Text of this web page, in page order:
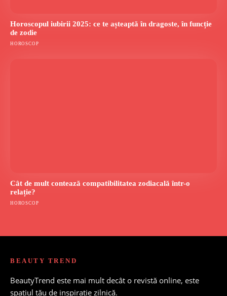
Horoscopul iubirii 2025: ce te așteaptă în dragoste, în funcție
de zodie
HOROSCOP
Cât de mult contează compatibilitatea zodiacală într-o
relație?
HOROSCOP
BEAUTY TREND
BeautyTrend este mai mult decât o revistă online, este
spațiul tău de inspirație zilnică.